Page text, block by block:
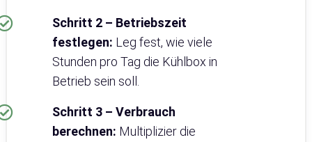
Schritt 2 – Betriebszeit
festlegen: Leg fest, wie viele
Stunden pro Tag die Kühlbox in
Betrieb sein soll.
Schritt 3 – Verbrauch
berechnen: Multiplizier die